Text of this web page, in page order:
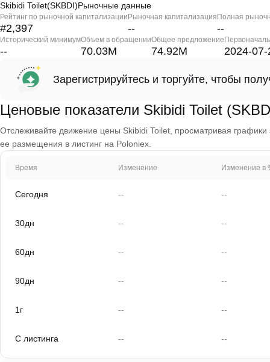
Skibidi Toilet(SKBDI)Рыночные данные
Рейтинг по рыночной капитализации
#2,397
Рыночная капитализация
--
Полная
--
Исторический минимум
--
Объем в обращении
70.03M
Общее предложение
74.92M 2024-07-
Зарегистрируйтесь и торгуйте, чтобы
Ценовые показатели Skibidi Toilet
Отслеживайте движение цены Skibidi Toilet, просматривая
ее размещения в листинг на Poloniex.
Время Изменение Изменение в
Сегодня -- --
30дн -- --
60дн -- --
90дн -- --
1г -- --
С листинга -- --